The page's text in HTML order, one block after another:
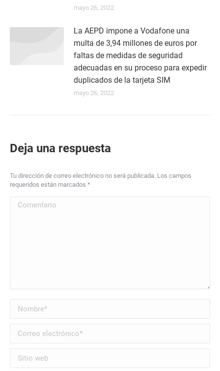
mayo 26, 2022
La AEPD impone a Vodafone una
multa de 3,94 millones de euros por
faltas de medidas de seguridad
adecuadas en su proceso para expedir
duplicados de la tarjeta SIM
mayo 26, 2022
Deja una respuesta
Tu dirección de correo electrónico no será publicada. Los campos
requeridos están marcados *
Comentario
Nombre *
Correo electrónico *
Sitio web